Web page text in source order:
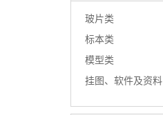
玻片类
标本类
模型类
挂图、软件及资料